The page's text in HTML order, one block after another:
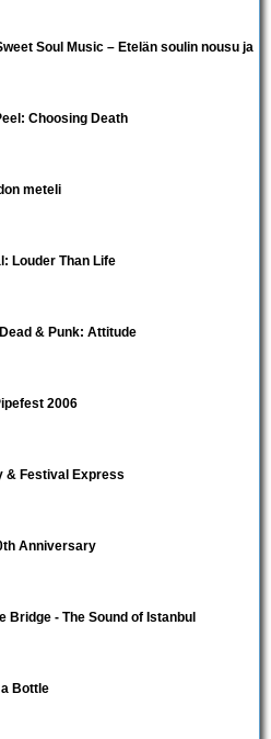
Soul Music – Etelän soulin nousu ja
Choosing Death
meteli
Louder Than Life
& Punk: Attitude
2006
& Festival Express
Anniversary
Bridge - The Sound of Istanbul
Bottle